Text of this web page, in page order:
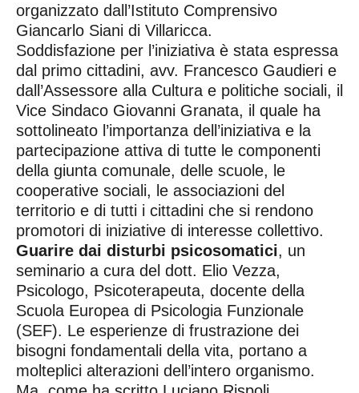
organizzato dall’Istituto Comprensivo
Giancarlo Siani di Villaricca.
Soddisfazione per l’iniziativa è stata espressa
dal primo cittadini, avv. Francesco Gaudieri e
dall’Assessore alla Cultura e politiche sociali, il
Vice Sindaco Giovanni Granata, il quale ha
sottolineato l’importanza dell’iniziativa e la
partecipazione attiva di tutte le componenti
della giunta comunale, delle scuole, le
cooperative sociali, le associazioni del
territorio e di tutti i cittadini che si rendono
promotori di iniziative di interesse collettivo.
Guarire dai disturbi psicosomatici, un
seminario a cura del dott. Elio Vezza,
Psicologo, Psicoterapeuta, docente della
Scuola Europea di Psicologia Funzionale
(SEF). Le esperienze di frustrazione dei
bisogni fondamentali della vita, portano a
molteplici alterazioni dell’intero organismo.